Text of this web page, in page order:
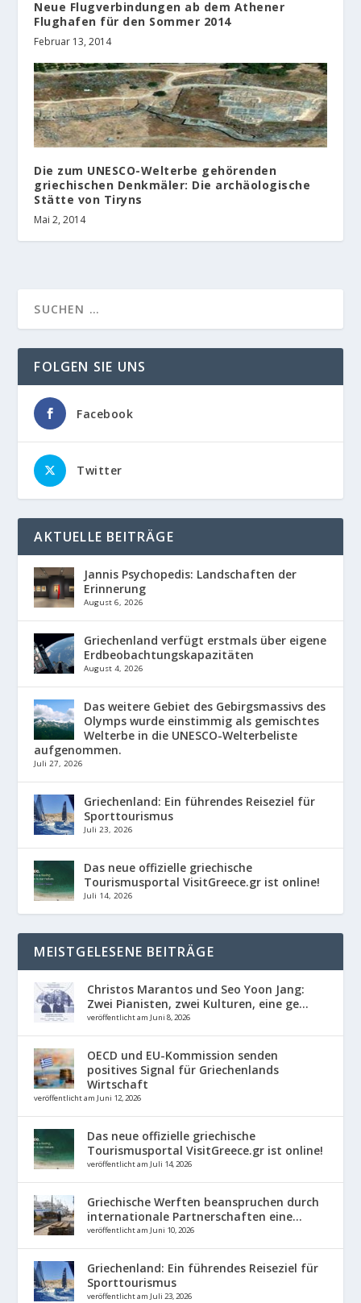
Neue Flugverbindungen ab dem Athener
Flughafen für den Sommer 2014
Februar 13, 2014
Die zum UNESCO-Welterbe gehörenden
griechischen Denkmäler: Die archäologische
Stätte von Tiryns
Mai 2, 2014
FOLGEN SIE UNS
Facebook
Twitter
AKTUELLE BEITRÄGE
Jannis Psychopedis: Landschaften der
Erinnerung
August 6, 2026
Griechenland verfügt erstmals über eigene
Erdbeobachtungskapazitäten
August 4, 2026
Das weitere Gebiet des Gebirgsmassivs des
Olymps wurde einstimmig als gemischtes
Welterbe in die UNESCO-Welterbeliste
aufgenommen.
Juli 27, 2026
Griechenland: Ein führendes Reiseziel für
Sporttourismus
Juli 23, 2026
Das neue offizielle griechische
Tourismusportal VisitGreece.gr ist online!
Juli 14, 2026
MEISTGELESENE BEITRÄGE
Christos Marantos und Seo Yoon Jang:
Zwei Pianisten, zwei Kulturen, eine ge...
veröffentlicht am Juni 8, 2026
OECD und EU-Kommission senden
positives Signal für Griechenlands
Wirtschaft
veröffentlicht am Juni 12, 2026
Das neue offizielle griechische
Tourismusportal VisitGreece.gr ist online!
veröffentlicht am Juli 14, 2026
Griechische Werften beanspruchen durch
internationale Partnerschaften eine...
veröffentlicht am Juni 10, 2026
Griechenland: Ein führendes Reiseziel für
Sporttourismus
veröffentlicht am Juli 23, 2026